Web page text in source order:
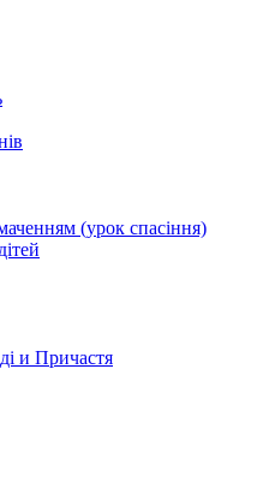
(урок спасіння)
и Причастя